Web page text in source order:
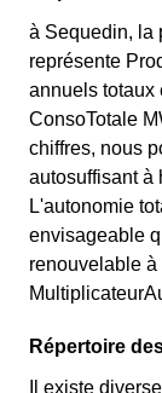
fait attention à
existe chez la
France et est
💡🏠
l'électricité est
autres jours
rapport au tarif
à Sequedin, la
représente
annuels totaux
ConsoTotale
chiffres, nous
autosuffisant à
L'autonomie
envisageable
renouvelable
Répertoire
Il existe